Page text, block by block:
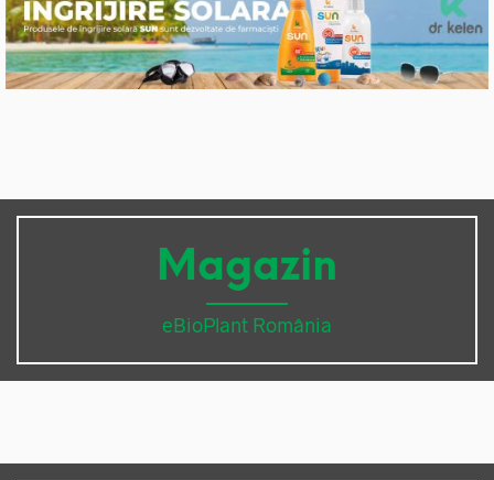
Magazin
eBioPlant România